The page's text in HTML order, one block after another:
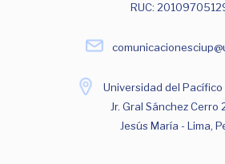
RUC:
Universidad del Pacífico
Jr. Gral Sánchez Cerro
Jesús María - Lima,